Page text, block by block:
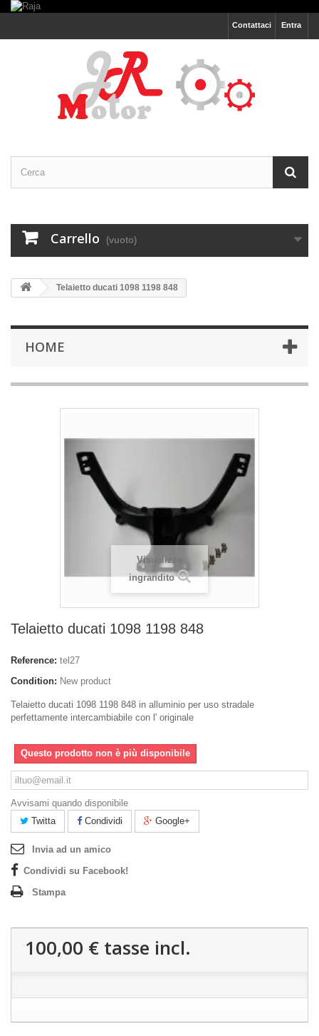
Entra
Contattaci
Carrello (vuoto)
Telaietto ducati 1098 1198 848
HOME
Visualizza
ingrandito
Telaietto ducati 1098 1198 848
Reference: tel27
Condition: New product
Telaietto ducati 1098 1198 848 in alluminio per uso stradale
perfettamente intercambiabile con l' originale
Questo prodotto non è più disponibile
Avvisami quando disponibile
Twitta
Condividi Google+
Invia ad un amico
Condividi su Facebook!
Stampa
100,00 € tasse incl.